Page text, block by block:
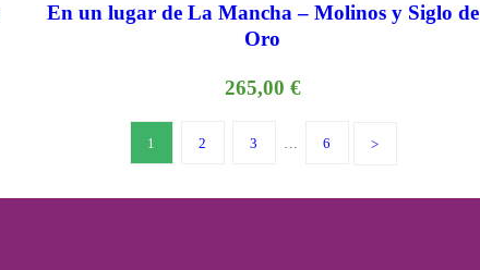
En un lugar de La Mancha – Molinos y Siglo de
Oro
265,00 €
1 2 3 … 6